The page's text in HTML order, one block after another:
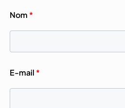
Nom *
E-mail *